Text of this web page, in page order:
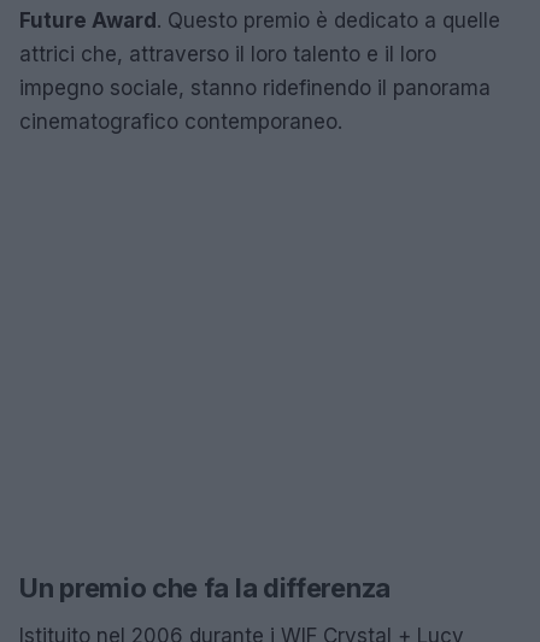
Future Award. Questo premio è dedicato a quelle
attrici che, attraverso il loro talento e il loro
impegno sociale, stanno ridefinendo il panorama
cinematografico contemporaneo.
Un premio che fa la differenza
Istituito nel 2006 durante i WIF Crystal + Lucy